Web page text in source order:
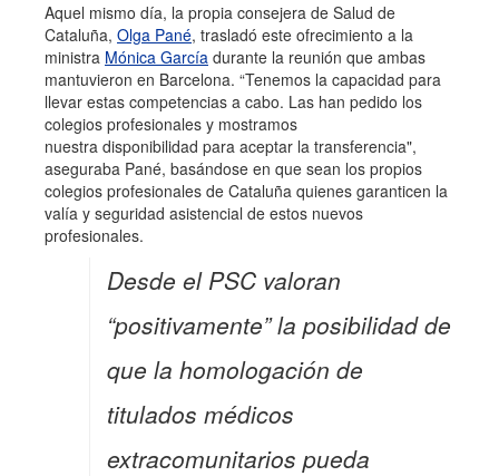
Aquel mismo día, la propia consejera de Salud de
Cataluña, Olga Pané, trasladó este ofrecimiento a la
ministra Mónica García durante la reunión que ambas
mantuvieron en Barcelona. “Tenemos la capacidad para
llevar estas competencias a cabo. Las han pedido los
colegios profesionales y mostramos
nuestra disponibilidad para aceptar la transferencia",
aseguraba Pané, basándose en que sean los propios
colegios profesionales de Cataluña quienes garanticen la
valía y seguridad asistencial de estos nuevos
profesionales.
Desde el PSC valoran
“positivamente” la posibilidad de
que la homologación de
titulados médicos
extracomunitarios pueda